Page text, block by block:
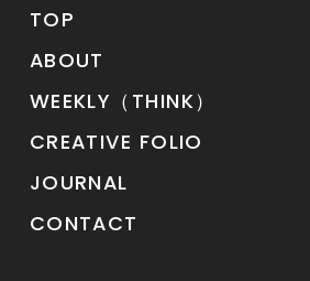
TOP
ABOUT
WEEKLY（THINK）
CREATIVE FOLIO
JOURNAL
CONTACT